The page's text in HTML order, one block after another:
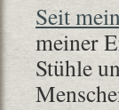
Seit
meiner
Stühle